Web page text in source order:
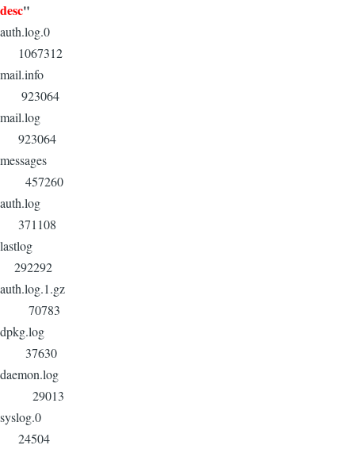
desc"
auth.log.0
1067312
mail.info
923064
mail.log
923064
messages
457260
auth.log
371108
lastlog
292292
auth.log.1.gz
70783
dpkg.log
37630
daemon.log
29013
syslog.0
24504